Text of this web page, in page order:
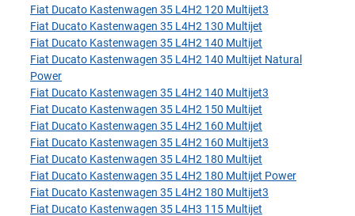
Fiat Ducato Kastenwagen 35 L4H2 120 Multijet3
Fiat Ducato Kastenwagen 35 L4H2 130 Multijet
Fiat Ducato Kastenwagen 35 L4H2 140 Multijet
Fiat Ducato Kastenwagen 35 L4H2 140 Multijet Natural
Power
Fiat Ducato Kastenwagen 35 L4H2 140 Multijet3
Fiat Ducato Kastenwagen 35 L4H2 150 Multijet
Fiat Ducato Kastenwagen 35 L4H2 160 Multijet
Fiat Ducato Kastenwagen 35 L4H2 160 Multijet3
Fiat Ducato Kastenwagen 35 L4H2 180 Multijet
Fiat Ducato Kastenwagen 35 L4H2 180 Multijet Power
Fiat Ducato Kastenwagen 35 L4H2 180 Multijet3
Fiat Ducato Kastenwagen 35 L4H3 115 Multijet